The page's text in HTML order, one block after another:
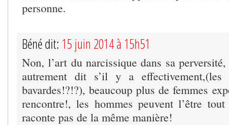
personne.
Béné dit: 15 juin 2014 à 15h51
Non, l’art du narcissique dans sa
autrement dit s’il y a effectivement,(les
bavardes!?!?), beaucoup plus de femmes
rencontre!, les hommes peuvent l’être
raconte pas de la même manière!